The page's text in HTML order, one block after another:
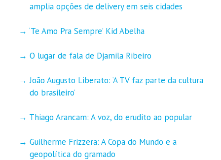
amplia opções de delivery em seis cidades
‘Te Amo Pra Sempre’ Kid Abelha
O lugar de fala de Djamila Ribeiro
João Augusto Liberato: ‘A TV faz parte da cultura
do brasileiro’
Thiago Arancam: A voz, do erudito ao popular
Guilherme Frizzera: A Copa do Mundo e a
geopolítica do gramado